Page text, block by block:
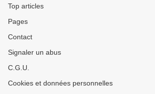
Top articles
Pages
Contact
Signaler un abus
C.G.U.
Cookies et données personnelles